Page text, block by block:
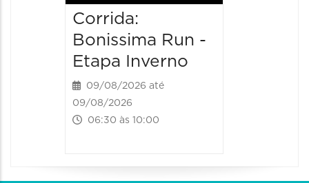
Corrida:
Bonissima Run -
Etapa Inverno
09/08/2026 até
09/08/2026
06:30 às 10:00